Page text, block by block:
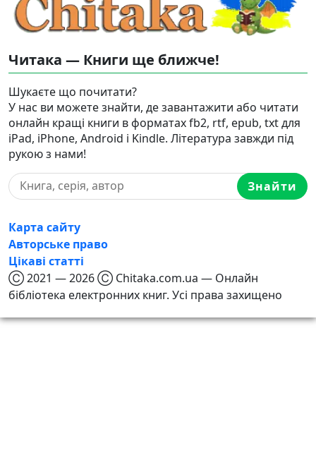
Читака — Книги ще ближче!
Шукаєте що почитати?
У нас ви можете знайти, де завантажити або читати
онлайн кращі книги в форматах fb2, rtf, epub, txt для
iPad, iPhone, Android і Kindle. Література завжди під
рукою з нами!
Знайти
Карта сайту
Авторське право
Цікаві статті
Ⓒ 2021 — 2026 Ⓒ Chitaka.com.ua — Онлайн
бібліотека електронних книг. Усі права захищено